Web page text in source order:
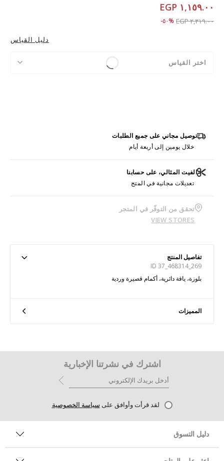
١,١٥٩.٠٠ EGP
Price reduced from
٢,٣١٩.٠٠ EGP to ١,١٥٩.٠٠ EGP%٥٠-
دليل القياس
اختر القياس
توصيل مجاني على جميع الطلبات
خلال يومين إلى أربعة أيام
الفيت المثالي، على حسابنا
تعديلات مجانية في المتج
تحقق من التوفّر في المتجر
VIEW STORES
تفاصيل المنتج
ID 37_468314_269
بلوزة، ياقة دائرية، أكمام قصيرة وردية
المميزات
اشترك في نشرتنا الإخبارية
لقد قرأت وأوافق على سياسة الخصوصية
دليل التسوق